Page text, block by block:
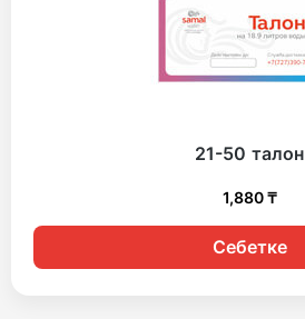
21-50 талон
1,880₸
Себетке